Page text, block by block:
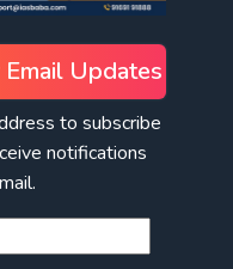
Updates
to subscribe
notifications